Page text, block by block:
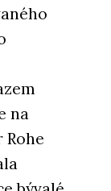
na
Rohe